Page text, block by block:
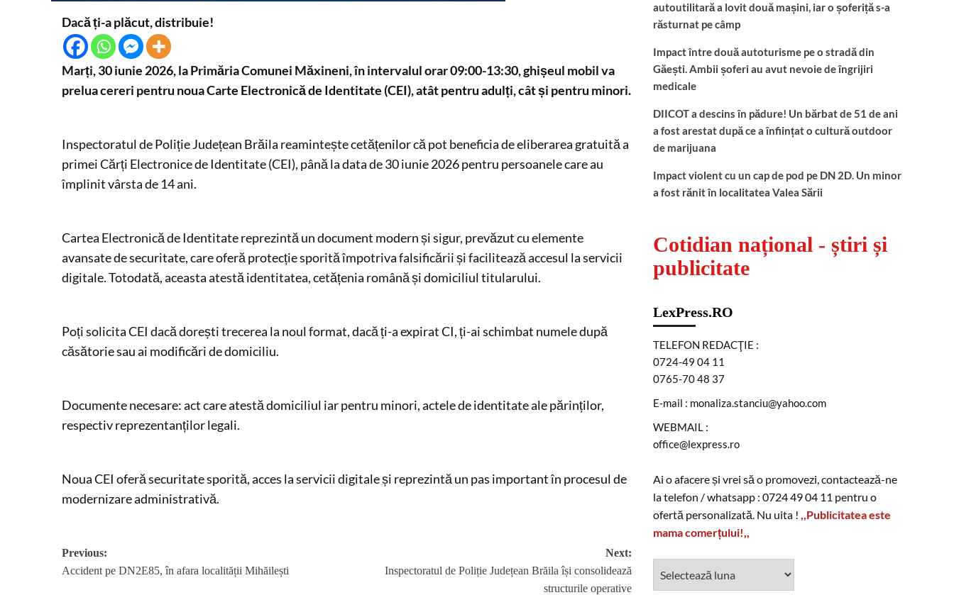
Dacă ți-a plăcut, distribuie!
Marți, 30 iunie 2026, la Primăria Comunei Măxineni, în intervalul orar 09:00-13:30, ghișeul mobil va
prelua cereri pentru noua Carte Electronică de Identitate (CEI), atât pentru adulți, cât și pentru minori.
Inspectoratul de Poliție Județean Brăila reamintește cetățenilor că pot beneficia de eliberarea gratuită a
primei Cărți Electronice de Identitate (CEI), până la data de 30 iunie 2026 pentru persoanele care au
împlinit vârsta de 14 ani.
Cartea Electronică de Identitate reprezintă un document modern și sigur, prevăzut cu elemente
avansate de securitate, care oferă protecție sporită împotriva falsificării și facilitează accesul la servicii
digitale. Totodată, aceasta atestă identitatea, cetățenia română și domiciliul titularului.
Poți solicita CEI dacă dorești trecerea la noul format, dacă ți-a expirat CI, ți-ai schimbat numele după
căsătorie sau ai modificări de domiciliu.
Documente necesare: act care atestă domiciliul iar pentru minori, actele de identitate ale părinților,
respectiv reprezentanților legali.
Noua CEI oferă securitate sporită, acces la servicii digitale și reprezintă un pas important în procesul de
modernizare administrativă.
Post
navigation
Previous:
Accident pe DN2E85, în afara localității Mihăilești
Next:
Inspectoratul de Poliție Județean Brăila își consolidează
structurile operative
autoutilitară a lovit două mașini, iar o șoferiță s-a
răsturnat pe câmp
Impact între două autoturisme pe o stradă din
Găești. Ambii șoferi au avut nevoie de îngrijiri
medicale
DIICOT a descins în pădure! Un bărbat de 51 de ani
a fost arestat după ce a înființat o cultură outdoor
de marijuana
Impact violent cu un cap de pod pe DN 2D. Un minor
a fost rănit în localitatea Valea Sării
Cotidian național - știri și
publicitate
LexPress.RO
TELEFON REDACŢIE :
0724-49 04 11
0765-70 48 37
E-mail : monaliza.stanciu@yahoo.com
WEBMAIL :
office@lexpress.ro
Ai o afacere și vrei să o promovezi, contactează-ne
la telefon / whatsapp : 0724 49 04 11 pentru o
ofertă personalizată. Nu uita ! ,,Publicitatea este
mama comerțului!,,